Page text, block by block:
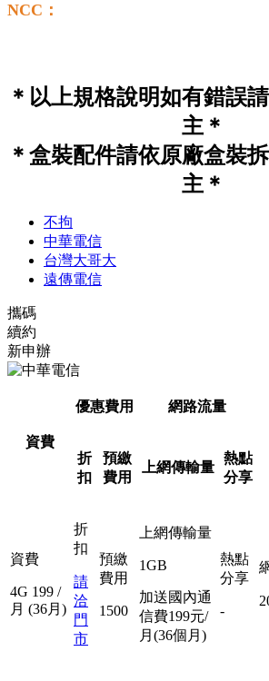
NCC：
＊以上規格說明如有錯誤
主＊
＊盒裝配件請依原廠盒裝
主＊
不拘
中華電信
台灣大哥大
遠傳電信
攜碼
續約
新申辦
資費
優惠費用 網路流量
折
扣
預繳
費用
上網傳輸量
熱點
分享
資費
4G 199 /
月 (36月)
折
扣
請
洽
門
市
預繳
費用
1500
上網傳輸量
1GB
加送國內通
信費199元/
月(36個月)
熱點
分享
-